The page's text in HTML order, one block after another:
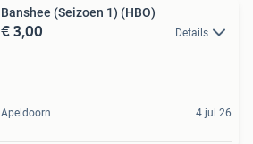
Banshee (Seizoen 1) (HBO)
€ 3,00 Details
Apeldoorn 4 jul 26